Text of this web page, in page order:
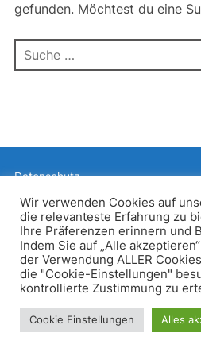
gefunden. Möchtest du eine
Suchen
nach:
Datenschutz
Inspiro WordPress
Wir verwenden Cookies auf
die relevanteste Erfahrung zu
Ihre Präferenzen erinnern und
Indem Sie auf „Alle
der Verwendung ALLER
die "Cookie-Einstellungen"
kontrollierte Zustimmung zu
Cookie Einstellungen Alles